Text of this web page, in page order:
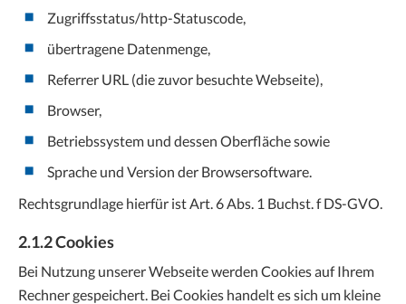
Zugriffsstatus/http-Statuscode,
übertragene Datenmenge,
Referrer URL (die zuvor besuchte Webseite),
Browser,
Betriebssystem und dessen Oberfläche sowie
Sprache und Version der Browsersoftware.
Rechtsgrundlage hierfür ist Art. 6 Abs. 1 Buchst. f DS-GVO.
2.1.2 Cookies
Bei Nutzung unserer Webseite werden Cookies auf Ihrem
Rechner gespeichert. Bei Cookies handelt es sich um kleine